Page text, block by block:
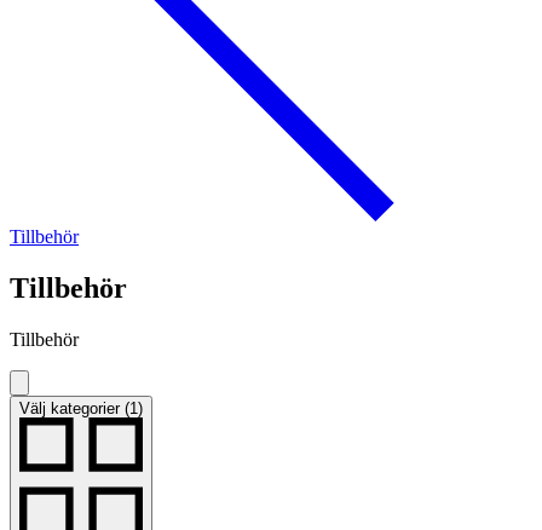
Tillbehör
Tillbehör
Tillbehör
Välj kategorier (1)